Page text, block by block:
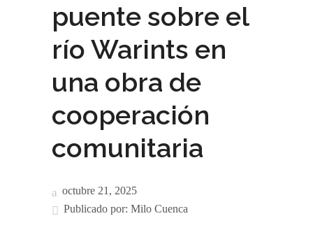
puente sobre el
río Warints en
una obra de
cooperación
comunitaria
octubre 21, 2025
Publicado por: Milo Cuenca